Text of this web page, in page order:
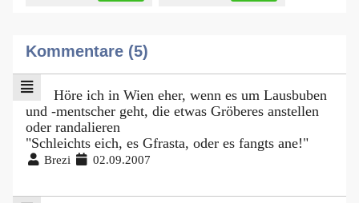
Kommentare (5)
Höre ich in Wien eher, wenn es um Lausbuben
und -mentscher geht, die etwas Gröberes anstellen
oder randalieren
"Schleichts eich, es Gfrasta, oder es fangts ane!"
Brezi 02.09.2007